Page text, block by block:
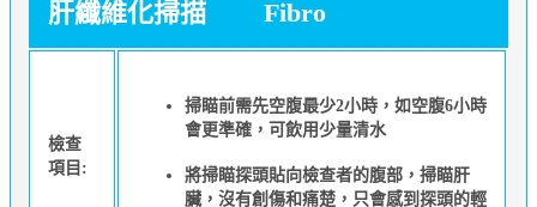
肝纖維化掃描 Fibro
檢查
項目:
掃瞄前需先空腹最少2小時，如空腹6小時
會更準確，可飲用少量清水
將掃瞄探頭貼向檢查者的腹部，掃瞄肝
臟，沒有創傷和痛楚，只會感到探頭的輕